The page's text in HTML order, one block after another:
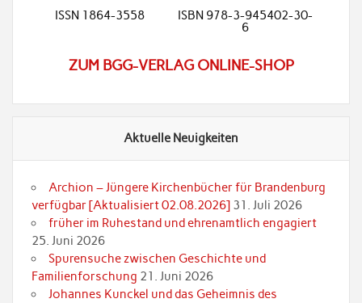
ISSN 1864-3558
ISBN 978-3-945402-30-
6
ZUM BGG-VERLAG ONLINE-SHOP
Aktuelle Neuigkeiten
Archion – Jüngere Kirchenbücher für Brandenburg
verfügbar [Aktualisiert 02.08.2026] 31. Juli 2026
früher im Ruhestand und ehrenamtlich engagiert
25. Juni 2026
Spurensuche zwischen Geschichte und
Familienforschung 21. Juni 2026
Johannes Kunckel und das Geheimnis des